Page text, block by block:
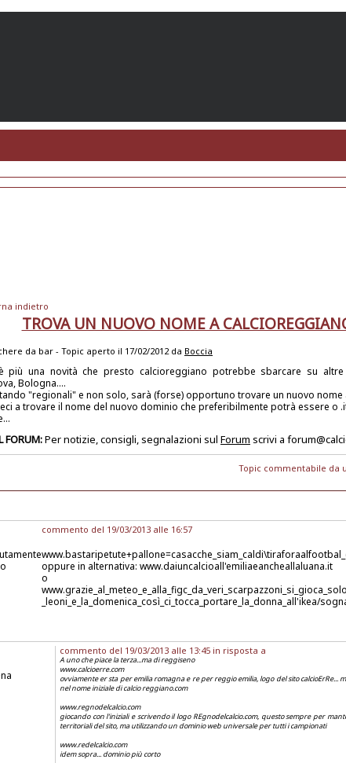
indietro
TROVA UN NUOVO NOME A
da bar - Topic aperto il 17/02/2012 da Boccia
più una novità che presto calcioreggiano potrebbe sbarcare su altre
Bologna....
"regionali" e non solo, sarà (forse) opportuno trovare un nuovo nome
a trovare il nome del nuovo dominio che preferibilmente potrà essere o
FORUM:Per notizie, consigli, segnalazioni sul Forum scrivi a
Topic commentabile da
commento del 19/03/2013 alle 16:57
oppure in alternativa: www.daiuncalcioall'emiliaeancheallaluana.it
o
_leoni_e_la_domenica_così_ci_tocca_portare_la_donna_all'ikea/
commento del 19/03/2013 alle 13:45 in risposta a
A uno che piace la terza...ma di reggiseno
www.calcioerre.com
ovviamente er sta per emilia romagna e re per reggio emilia, logo del sito calcioErRe...
nel nome iniziale di calcio reggiano.com
www.regnodelcalcio.com
giocando con l'iniziali e scrivendo il logo REgnodelcalcio.com, questo sempre per
territoriali del sito, ma utilizzando un dominio web universale per tutti i campionati
www.redelcalcio.com
idem sopra... dominio più corto